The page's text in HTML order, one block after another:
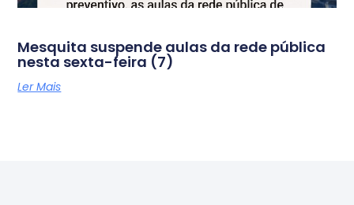
Mesquita suspende aulas da rede pública
nesta sexta-feira (7)
Ler Mais